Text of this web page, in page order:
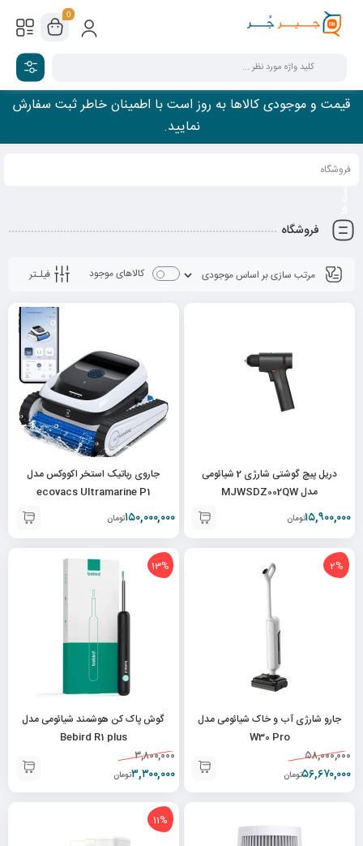
0
قیمت و موجودی کالاها به روز است با اطمینان خاطر ثبت سفارش
نمایید.
فروشگاه
فروشگاه
فیلـتر کالاهای موجود
دریل پیچ گوشتی شارژی 2 شیائومی
مدل MJWSDZ002QW
۱۵,۹۰۰,۰۰۰تومان
جاروی رباتیک استخر اکووکس مدل
ecovacs Ultramarine P1
۱۵۰,۰۰۰,۰۰۰تومان
2%
جارو شارژی آب و خاک شیائومی مدل
W30 Pro
۵۸,۰۰۰,۰۰۰
۵۶,۶۷۰,۰۰۰تومان
13%
گوش پاک کن هوشمند شیائومی مدل
Bebird R1 plus
۳,۸۰۰,۰۰۰
۳,۳۰۰,۰۰۰تومان
11%